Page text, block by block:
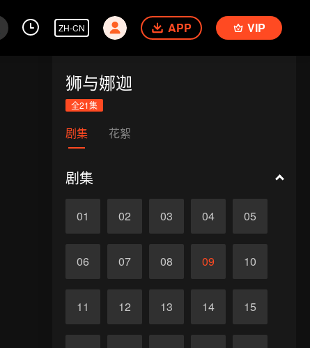
ZH-CN APP VIP
狮与娜迦
全21集
剧集 花絮
剧集
01 02 03 04 05
06 07 08 09 10
11 12 13 14 15